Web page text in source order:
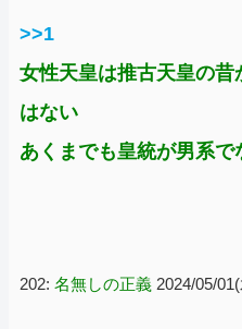
>>1
女性天皇は推古天皇の
はない
あくまでも皇統が男系
202: 名無しの正義 2024/05/